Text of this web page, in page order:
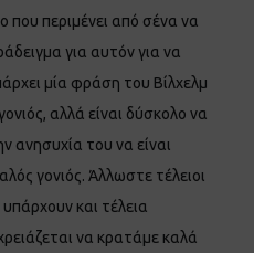
που περιμένει από σένα να
για αυτόν για να
μία φράση του Βίλχελμ
αλλά είναι δύσκολο να
ανησυχία του να είναι
γονιός. Άλλωστε τέλειοι
και τέλεια
να κρατάμε καλά